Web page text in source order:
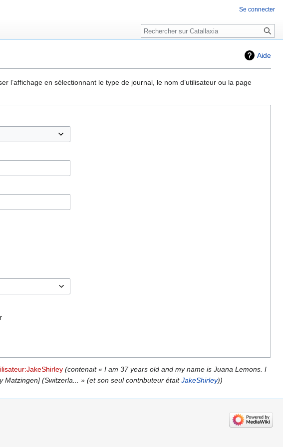
Aide
l’affichage en sélectionnant le type de journal, le nom d’utilisateur ou la page
(contenait « I am 37 years old and my name is Juana Lemons. I
Matzingen] (Switzerla... » (et son seul contributeur étaitJakeShirley))
Se connecter
Rechercher